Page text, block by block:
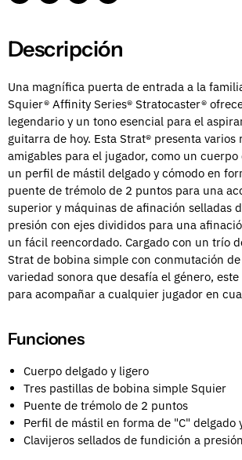
CompartirPublicarCompartirGuardar
Descripción
Una magnífica puerta de entrada a la
Squier® Affinity Series® Stratocaster®
legendario y un tono esencial para el
guitarra de hoy. Esta Strat® presenta varios
amigables para el jugador, como un cuerpo
un perfil de mástil delgado y cómodo en
puente de trémolo de 2 puntos para una
superior y máquinas de afinación selladas
presión con ejes divididos para una
un fácil reencordado. Cargado con un trío
Strat de bobina simple con conmutación
variedad sonora que desafía el género,
para acompañar a cualquier jugador en
Funciones
Cuerpo delgado y ligero
Tres pastillas de bobina simple Squier
Puente de trémolo de 2 puntos
Perfil de mástil en forma de "C" delgado
Clavijeros sellados de fundición a